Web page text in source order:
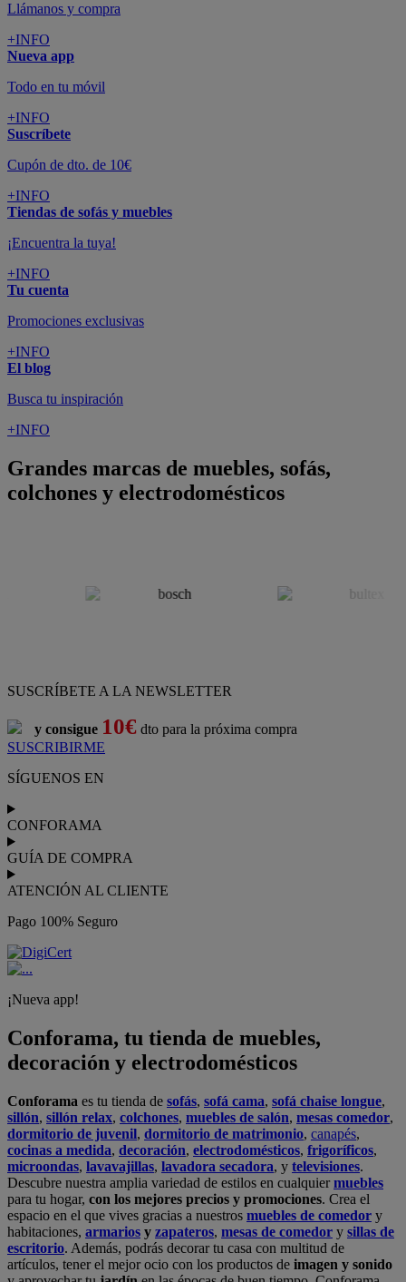
Llámanos y compra
+INFO
Nueva app
Todo en tu móvil
+INFO
Suscríbete
Cupón de dto. de 10€
+INFO
Tiendas de sofás y muebles
¡Encuentra la tuya!
+INFO
Tu cuenta
Promociones exclusivas
+INFO
El blog
Busca tu inspiración
+INFO
Grandes marcas de muebles, sofás,
colchones y electrodomésticos
SUSCRÍBETE A LA NEWSLETTER
y consigue 10€ dto para la próxima compra
SUSCRIBIRME
SÍGUENOS EN
CONFORAMA
GUÍA DE COMPRA
ATENCIÓN AL CLIENTE
Pago 100% Seguro
¡Nueva app!
Conforama, tu tienda de muebles,
decoración y electrodomésticos
Conforama es tu tienda de sofás, sofá cama, sofá chaise longue,
sillón, sillón relax, colchones, muebles de salón, mesas comedor,
dormitorio de juvenil, dormitorio de matrimonio, canapés,
cocinas a medida, decoración, electrodomésticos, frigoríficos,
microondas, lavavajillas, lavadora secadora, y televisiones.
Descubre nuestra amplia variedad de estilos en cualquiermuebles
para tu hogar, con los mejores precios y promociones. Crea el
espacio en el que vives gracias a nuestros muebles de comedor y
habitaciones, armarios y zapateros, mesas de comedor y sillas de
escritorio. Además, podrás decorar tu casa con multitud de
artículos, tener el mejor ocio con los productos de imagen y sonido